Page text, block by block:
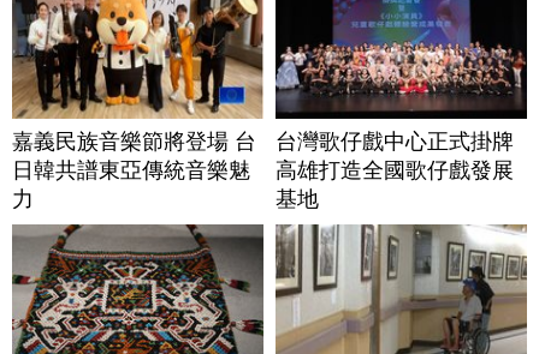
嘉義民族音樂節將登場 台
日韓共譜東亞傳統音樂魅
力
台灣歌仔戲中心正式掛牌
高雄打造全國歌仔戲發展
基地